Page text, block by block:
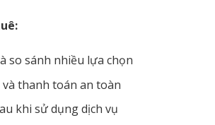
so sánh nhiều lựa chọn
thanh toán an toàn
khi sử dụng dịch vụ